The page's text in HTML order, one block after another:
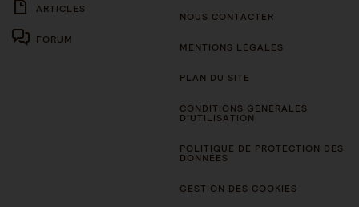
ARTICLES
FORUM
NOUS CONTACTER
MENTIONS LÉGALES
PLAN DU SITE
CONDITIONS GÉNÉRALES
D’UTILISATION
POLITIQUE DE PROTECTION DES
DONNÉES
GESTION DES COOKIES